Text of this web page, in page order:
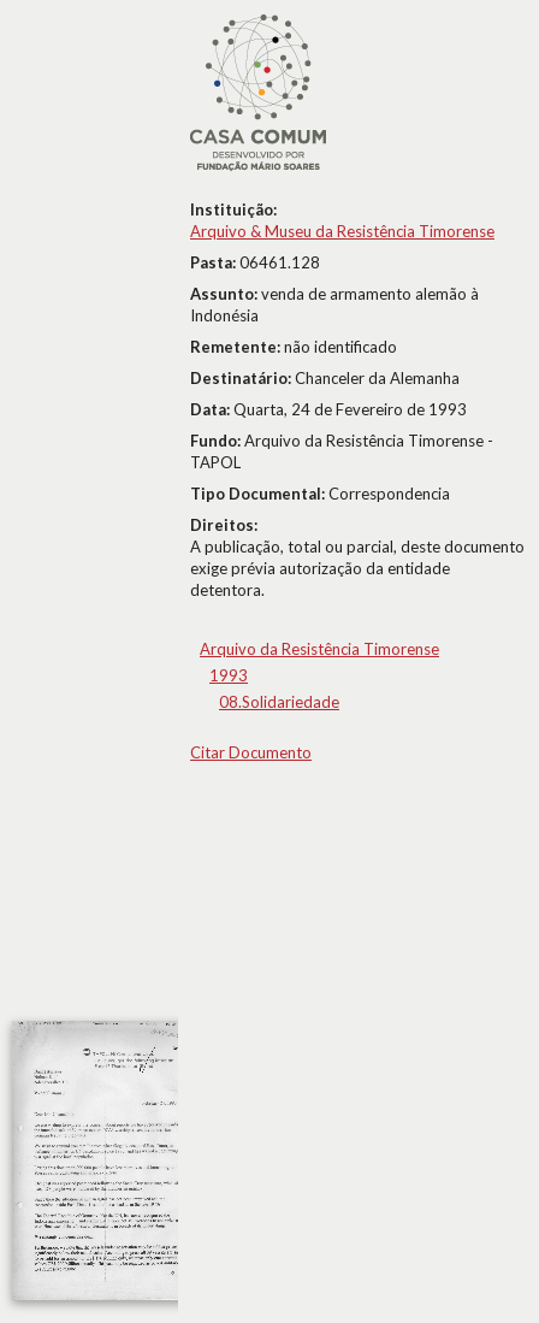
Instituição:
Arquivo & Museu da Resistência Timorense
Pasta:06461.128
Assunto:venda de armamento alemão à
Indonésia
Remetente:não identificado
Destinatário:Chanceler da Alemanha
Data:Quarta, 24 de Fevereiro de 1993
Fundo:Arquivo da Resistência Timorense -
TAPOL
Tipo Documental:Correspondencia
Direitos:
A publicação, total ou parcial, deste documento
exige prévia autorização da entidade
detentora.
Arquivo da Resistência Timorense
1993
08.Solidariedade
Citar Documento